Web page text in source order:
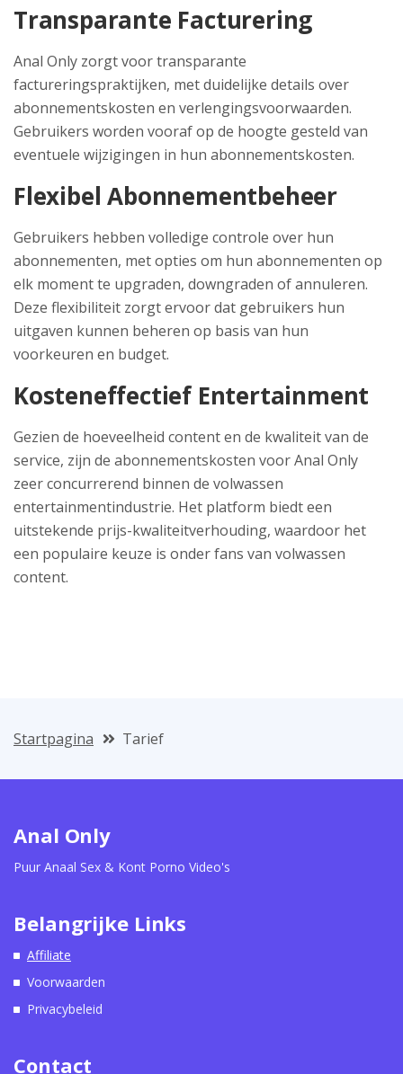
Transparante Facturering
Anal Only zorgt voor transparante
factureringspraktijken, met duidelijke details over
abonnementskosten en verlengingsvoorwaarden.
Gebruikers worden vooraf op de hoogte gesteld van
eventuele wijzigingen in hun abonnementskosten.
Flexibel Abonnementbeheer
Gebruikers hebben volledige controle over hun
abonnementen, met opties om hun abonnementen op
elk moment te upgraden, downgraden of annuleren.
Deze flexibiliteit zorgt ervoor dat gebruikers hun
uitgaven kunnen beheren op basis van hun
voorkeuren en budget.
Kosteneffectief Entertainment
Gezien de hoeveelheid content en de kwaliteit van de
service, zijn de abonnementskosten voor Anal Only
zeer concurrerend binnen de volwassen
entertainmentindustrie. Het platform biedt een
uitstekende prijs-kwaliteitverhouding, waardoor het
een populaire keuze is onder fans van volwassen
content.
Startpagina Tarief
Anal Only
Puur Anaal Sex & Kont Porno Video's
Belangrijke Links
Affiliate
Voorwaarden
Privacybeleid
Contact